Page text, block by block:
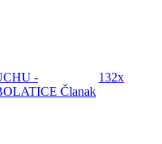
-
Članak
132x